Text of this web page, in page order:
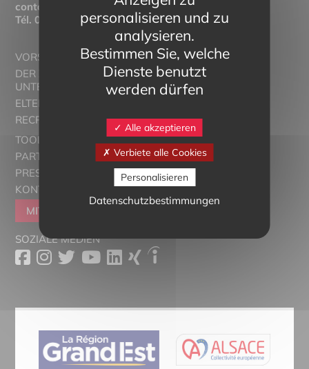
contact@eltern-bilinguisme.org
Tél. 03 89 20 46 74
VORSTELLUNG
DER ZWEISPRACHIGE
UNTERRICHT
ELTERN ALSACE - EUROSTAGES
RECRUTORRS
TOOLBOX
PARTNER
PRESSESCHAU
KONTAKT
MITGLIEDER WERDEN
SOZIALE MEDIEN
personalisieren und zu
analysieren.
Bestimmen Sie, welche
Dienste benutzt
werden dürfen
Alle akzeptieren
Verbiete alle Cookies
Personalisieren
Datenschutzbestimmungen